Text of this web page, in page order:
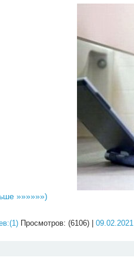
»»»»»»)
Просмотров: (6106) |09.02.2021